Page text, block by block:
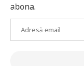
abona.